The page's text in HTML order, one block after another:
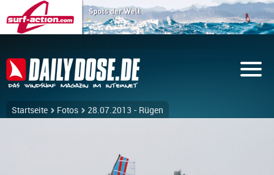
Startseite Fotos 28.07.2013 - Rügen